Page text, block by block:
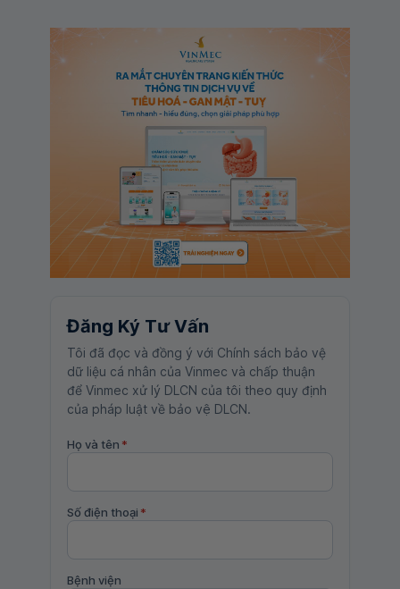
Đăng Ký Tư Vấn
Tôi đã đọc và đồng ý với Chính sách bảo vệ
dữ liệu cá nhân của Vinmec và chấp thuận
để Vinmec xử lý DLCN của tôi theo quy định
của pháp luật về bảo vệ DLCN.
Họ và tên *
Số điện thoại *
Bệnh viện